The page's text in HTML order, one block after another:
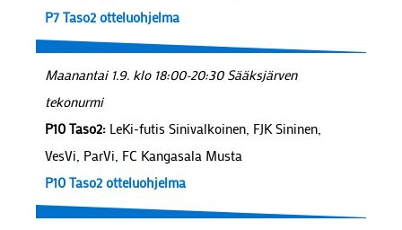
P7 Taso2 otteluohjelma
Maanantai 1.9. klo 18:00-20:30 Sääksjärven
tekonurmi
P10 Taso2: LeKi-futis Sinivalkoinen, FJK Sininen,
VesVi, ParVi, FC Kangasala Musta
P10 Taso2 otteluohjelma